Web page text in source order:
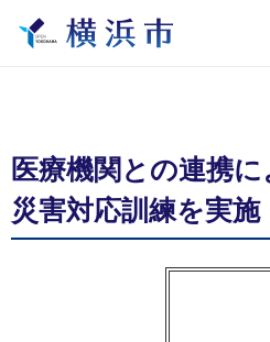
医療機関との連携
災害対応訓練を実施